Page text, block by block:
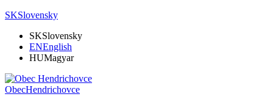
SKSlovensky
SKSlovensky
ENEnglish
HUMagyar
ObecHendrichovce